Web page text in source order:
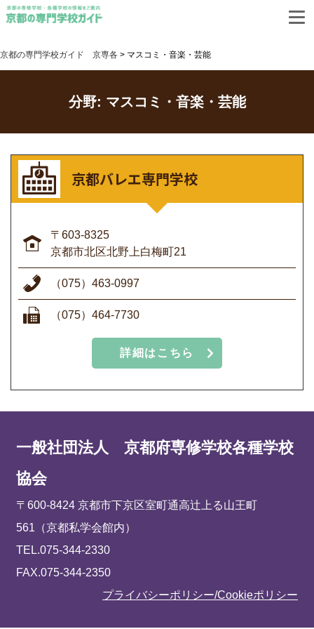
京都の専門学校ガイド 京専各 > マスコミ・音楽・芸能
分野: マスコミ・音楽・芸能
京都バレエ専門学校
〒603-8325
京都市北区北野上白梅町21
（075）463-0997
（075）464-7730
詳細はこちら
一般社団法人 京都府専修学校各種学校
協会
〒600-8424 京都市下京区室町通高辻上る山王町
561（京都私学会館内）
TEL.075-344-2330
FAX.075-344-2350
プライバシーポリシー/Cookieポリシー